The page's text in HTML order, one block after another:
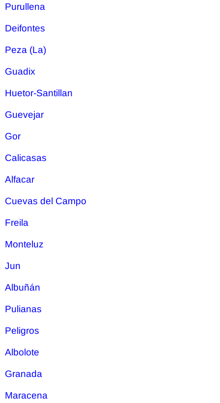
Purullena
Deifontes
Peza (La)
Guadix
Huetor-Santillan
Guevejar
Gor
Calicasas
Alfacar
Cuevas del Campo
Freila
Monteluz
Jun
Albuñán
Pulianas
Peligros
Albolote
Granada
Maracena